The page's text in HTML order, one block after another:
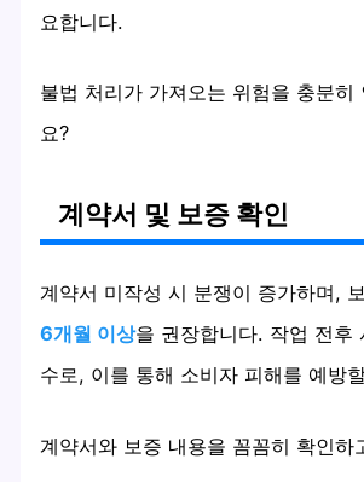
요합니다.
불법 처리가 가져오는 위험을 충분히
요?
계약서 및 보증 확인
계약서 미작성 시 분쟁이 증가하며,
6개월 이상을 권장합니다. 작업 전후
수로, 이를 통해 소비자 피해를 예방
계약서와 보증 내용을 꼼꼼히 확인하